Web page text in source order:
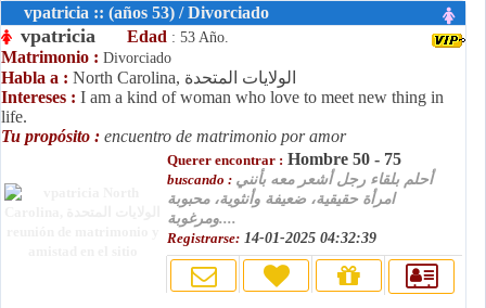
vpatricia :: (años 53) / Divorciado
vpatricia Edad : 53 Año.
Matrimonio : Divorciado
Habla a :
North Carolina, الولايات المتحدة
Intereses : I am a kind of woman who love to meet new thing in
life.
Tu propósito : encuentro de matrimonio por amor
Querer encontrar : Hombre 50 - 75
buscando : أحلم بلقاء رجل أشعر معه بأنني
امرأة حقيقية، ضعيفة وأنثوية، محبوبة
ومرغوبة....
Registrarse: 14-01-2025 04:32:39